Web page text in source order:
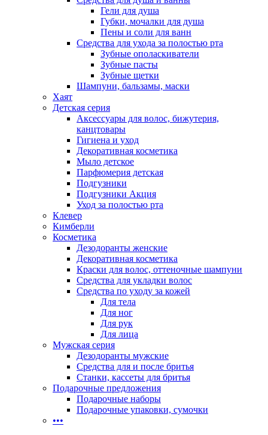
Гели для душа
Губки, мочалки для душа
Пены и соли для ванн
Средства для ухода за полостью рта
Зубные ополаскиватели
Зубные пасты
Зубные щетки
Шампуни, бальзамы, маски
Хаят
Детская серия
Аксессуары для волос, бижутерия,
канцтовары
Гигиена и уход
Декоративная косметика
Мыло детское
Парфюмерия детская
Подгузники
Подгузники Акция
Уход за полостью рта
Клевер
Кимберли
Косметика
Дезодоранты женские
Декоративная косметика
Краски для волос, оттеночные шампуни
Средства для укладки волос
Средства по уходу за кожей
Для тела
Для ног
Для рук
Для лица
Мужская серия
Дезодоранты мужские
Средства для и после бритья
Станки, кассеты для бритья
Подарочные предложения
Подарочные наборы
Подарочные упаковки, сумочки
•••